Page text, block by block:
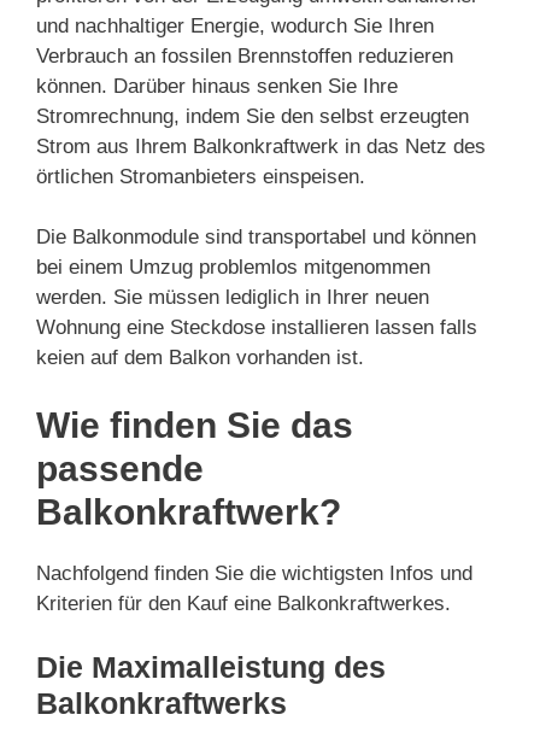
und nachhaltiger Energie, wodurch Sie Ihren
Verbrauch an fossilen Brennstoffen reduzieren
können. Darüber hinaus senken Sie Ihre
Stromrechnung, indem Sie den selbst erzeugten
Strom aus Ihrem Balkonkraftwerk in das Netz des
örtlichen Stromanbieters einspeisen.
Die Balkonmodule sind transportabel und können
bei einem Umzug problemlos mitgenommen
werden. Sie müssen lediglich in Ihrer neuen
Wohnung eine Steckdose installieren lassen falls
keien auf dem Balkon vorhanden ist.
Wie finden Sie das
passende
Balkonkraftwerk?
Nachfolgend finden Sie die wichtigsten Infos und
Kriterien für den Kauf eine Balkonkraftwerkes.
Die Maximalleistung des
Balkonkraftwerks